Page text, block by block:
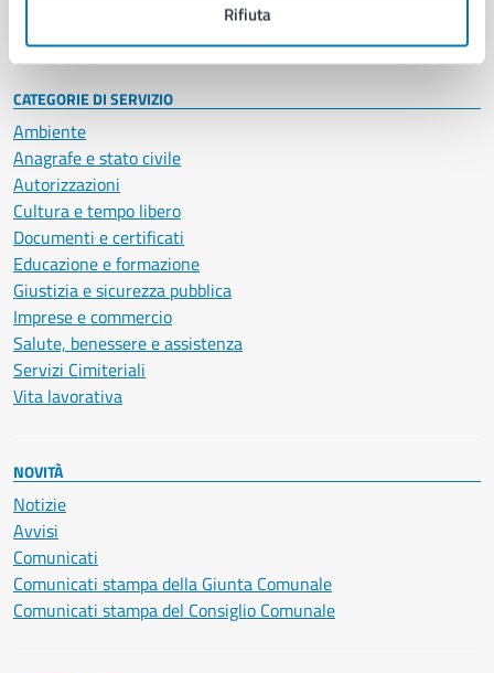
Rifiuta
Intranet, posta aziendale e protocollo
CATEGORIE DI SERVIZIO
Ambiente
Anagrafe e stato civile
Autorizzazioni
Cultura e tempo libero
Documenti e certificati
Educazione e formazione
Giustizia e sicurezza pubblica
Imprese e commercio
Salute, benessere e assistenza
Servizi Cimiteriali
Vita lavorativa
NOVITÀ
Notizie
Avvisi
Comunicati
Comunicati stampa della Giunta Comunale
Comunicati stampa del Consiglio Comunale